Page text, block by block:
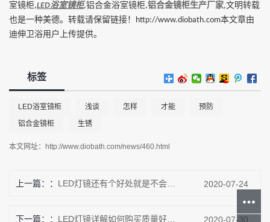
室镜柜,LED浴室镜柜,铝合金浴室镜柜,铝合金镜柜生产厂家,文明转载
也是一种美德。转载请保留链接！ http://www.diobath.com本文章由
迪伸卫浴用户上传提供。
标签
LED浴室镜柜​ 浅谈 怎样 才能
预防
铝合金镜柜
生锈
本文网址： http://www.diobath.com/news/460.html
上一篇： LED灯镜​还有个好处就是不会轻易生锈是真的吗？ 2020-07-24
下一篇： LED灯镜详解如何购买质量好的浴室镜柜 2020-07-30